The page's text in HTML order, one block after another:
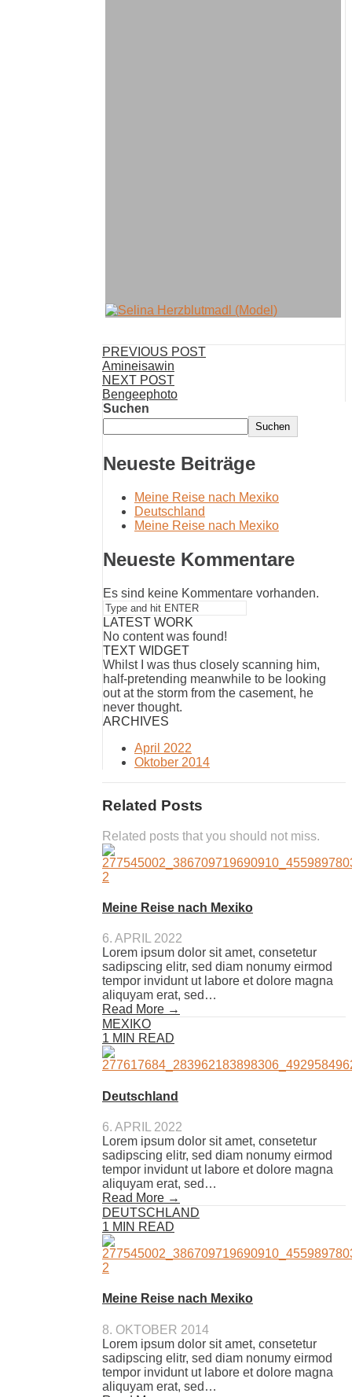
PREVIOUS POST
Amineisawin
NEXT POST
Bengeephoto
Suchen
Suchen
Neueste Beiträge
Meine Reise nach Mexiko
Deutschland
Meine Reise nach Mexiko
Neueste Kommentare
Es sind keine Kommentare vorhanden.
LATEST WORK
No content was found!
TEXT WIDGET
Whilst I was thus closely scanning him,
half-pretending meanwhile to be looking
out at the storm from the casement, he
never thought.
ARCHIVES
April 2022
Oktober 2014
Related Posts
Related posts that you should not miss.
Meine Reise nach Mexiko
6. APRIL 2022
Lorem ipsum dolor sit amet, consetetur
sadipscing elitr, sed diam nonumy eirmod
tempor invidunt ut labore et dolore magna
aliquyam erat, sed…
Read More →
MEXIKO
1 MIN READ
Deutschland
6. APRIL 2022
Lorem ipsum dolor sit amet, consetetur
sadipscing elitr, sed diam nonumy eirmod
tempor invidunt ut labore et dolore magna
aliquyam erat, sed…
Read More →
DEUTSCHLAND
1 MIN READ
Meine Reise nach Mexiko
8. OKTOBER 2014
Lorem ipsum dolor sit amet, consetetur
sadipscing elitr, sed diam nonumy eirmod
tempor invidunt ut labore et dolore magna
aliquyam erat, sed…